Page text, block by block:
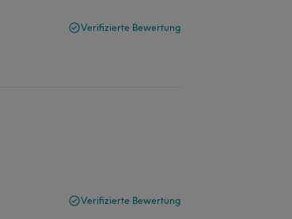
Verifizierte Bewertung
Verifizierte Bewertung